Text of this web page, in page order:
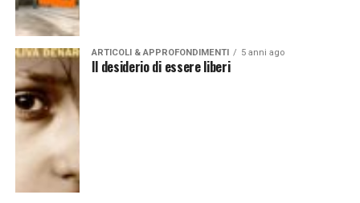
ARTICOLI & APPROFONDIMENTI 5 anni ago
Il desiderio di essere liberi